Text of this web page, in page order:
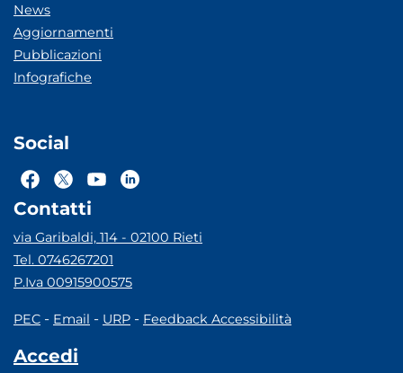
News
Aggiornamenti
Pubblicazioni
Infografiche
Social
Contatti
via Garibaldi, 114 - 02100 Rieti
Tel. 0746267201
P.Iva 00915900575
PEC - Email - URP - Feedback Accessibilità
Accedi